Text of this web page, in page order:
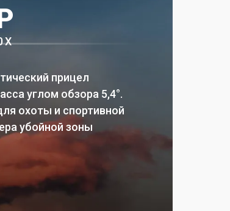
прицел
углом обзора 5,4°.
охоты и спортивной
убойной зоны